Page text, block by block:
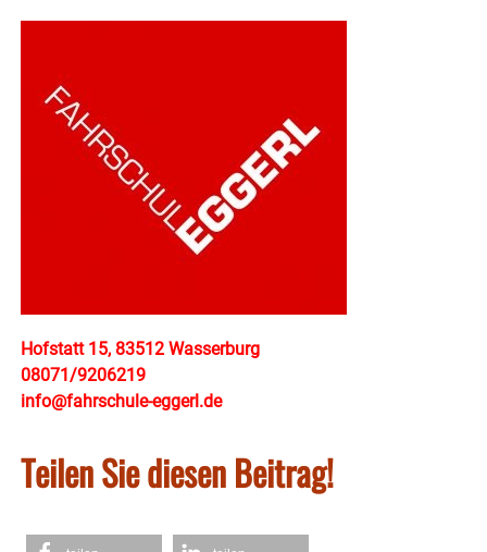
Hofstatt 15, 83512 Wasserburg
08071/9206219
info@fahrschule-eggerl.de
Teilen Sie diesen Beitrag!